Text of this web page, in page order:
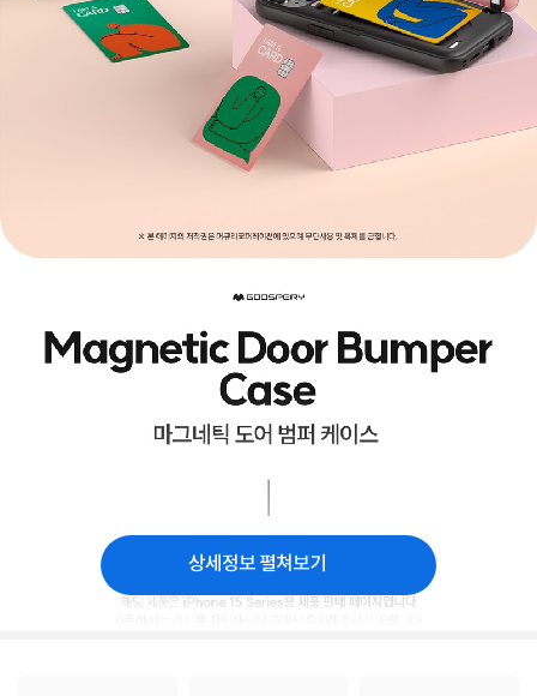
상세정보 펼쳐보기